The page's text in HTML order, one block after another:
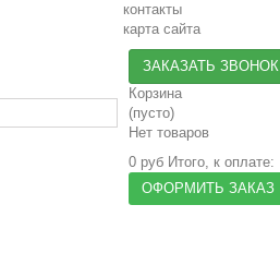
контакты
карта сайта
ЗАКАЗАТЬ ЗВОНОК
Корзина
(пусто)
Нет товаров
0 руб Итого, к оплате:
ОФОРМИТЬ ЗАКАЗ